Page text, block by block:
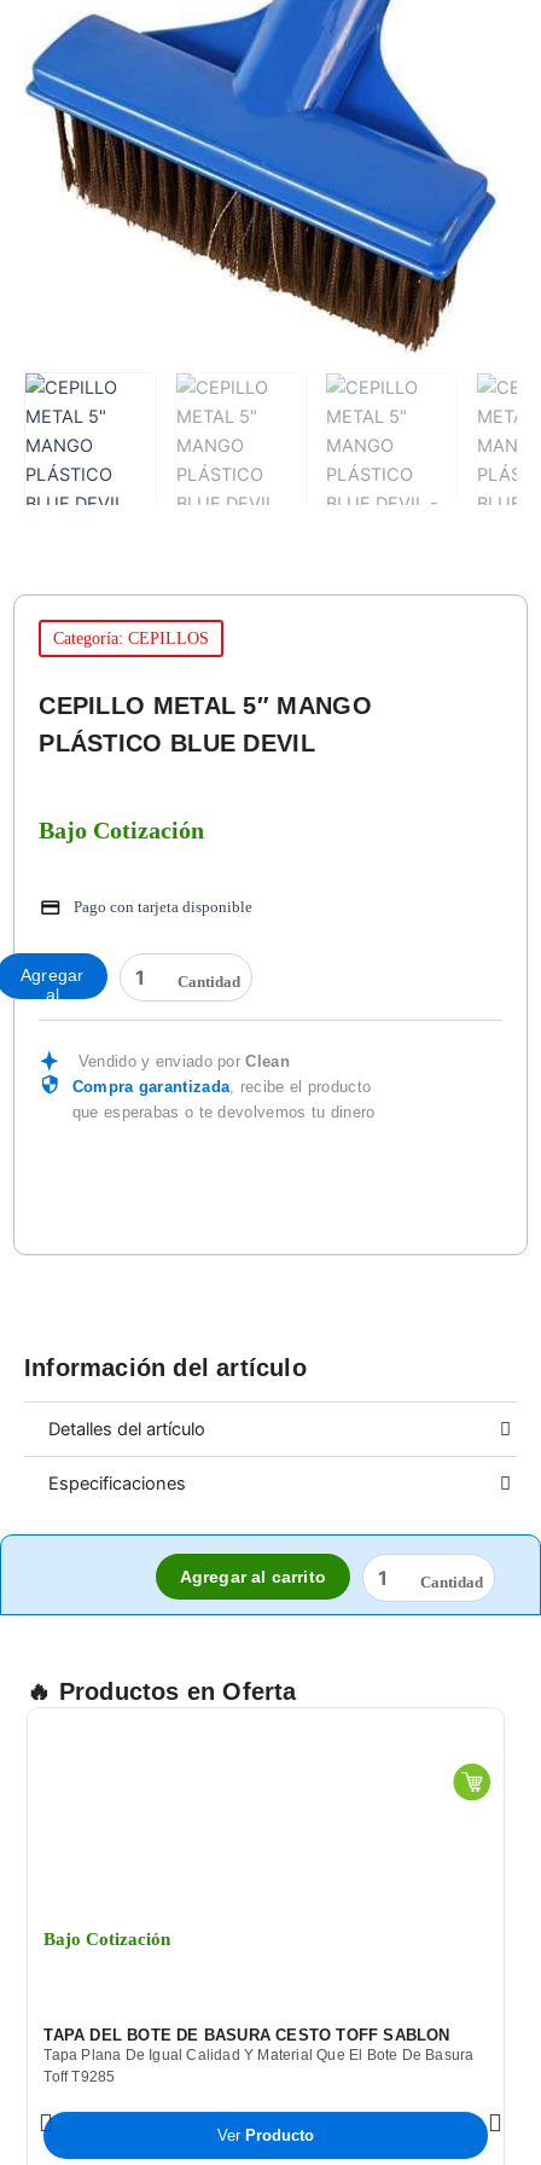
Categoría: CEPILLOS
CEPILLO METAL 5″ MANGO
PLÁSTICO BLUE DEVIL
Bajo Cotización
Pago con tarjeta disponible
CEPILLO
METAL
PLÁSTICO
BLUE
DEVIL
Agregar
al
Vendido y enviado porClean
Compra garantizada, recibe el producto
que esperabas o te devolvemos tu dinero
Información del artículo
Detalles del artículo
Especificaciones
CEPILLO
METAL
5"
DEVIL
Agregar al carrito
🔥 Productos en Oferta
Bajo Cotización
TAPA DEL BOTE DE BASURA CESTO TOFF SABLON
Tapa Plana De Igual Calidad Y Material Que El Bote De Basura
Toff T9285
Ver Producto